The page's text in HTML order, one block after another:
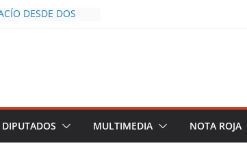
DESDE DOS
AL INFLUENCER
DURANTE
VIVO EN
DESCIENDE A LAS
Y TERMINA
DIPUTADOS MULTIMEDIA NOTA ROJA